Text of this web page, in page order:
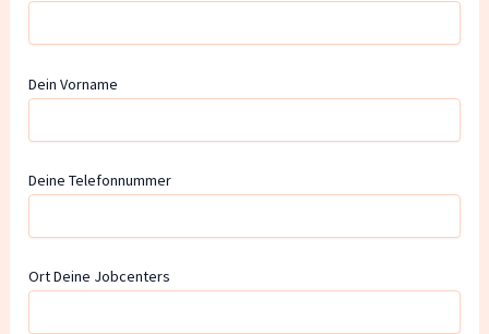
Dein Vorname
Deine Telefonnummer
Ort Deine Jobcenters